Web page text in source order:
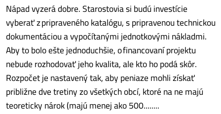
Nápad vyzerá dobre. Starostovia si budú investície
vyberať z pripraveného katalógu, s pripravenou technickou
dokumentáciou a vypočítanými jednotkovými nákladmi.
Aby to bolo ešte jednoduchšie, o financovaní projektu
nebude rozhodovať jeho kvalita, ale kto ho podá skôr.
Rozpočet je nastavený tak, aby peniaze mohli získať
približne dve tretiny zo všetkých obcí, ktoré na ne majú
teoreticky nárok (majú menej ako 500........